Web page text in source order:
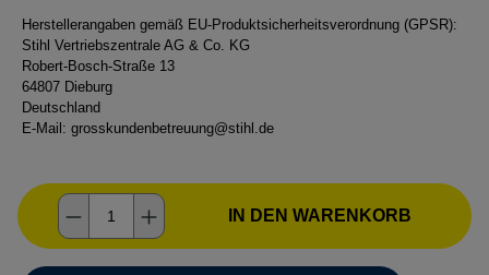
Herstellerangaben gemäß EU-Produktsicherheitsverordnung (GPSR):
Stihl Vertriebszentrale AG & Co. KG
Robert-Bosch-Straße 13
64807 Dieburg
Deutschland
E-Mail: grosskundenbetreuung@stihl.de
Produkt Anzahl: Gib den gewünschten
IN DEN WARENKORB